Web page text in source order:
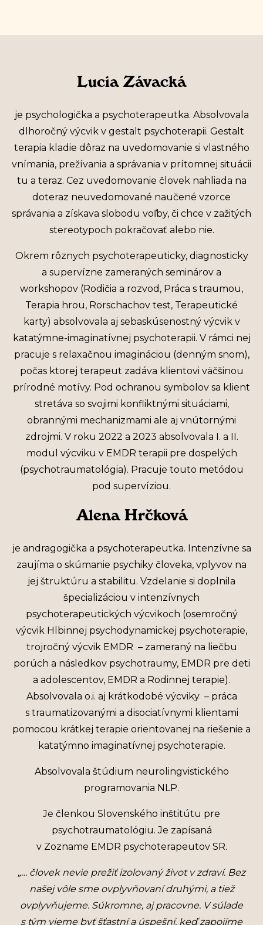
Lucia Závacká
je psychologička a psychoterapeutka. Absolvovala
dlhoročný výcvik v gestalt psychoterapii. Gestalt
terapia kladie dôraz na uvedomovanie si vlastného
vnímania, prežívania a správania v prítomnej situácii
tu a teraz. Cez uvedomovanie človek nahliada na
doteraz neuvedomované naučené vzorce
správania a získava slobodu voľby, či chce v zažitých
stereotypoch pokračovať alebo nie.
Okrem rôznych psychoterapeuticky, diagnosticky
a supervízne zameraných seminárov a
workshopov (Rodičia a rozvod, Práca s traumou,
Terapia hrou, Rorschachov test, Terapeutické
karty) absolvovala aj sebaskúsenostný výcvik v
katatýmne-imaginatívnej psychoterapii. V rámci nej
pracuje s relaxačnou imagináciou (denným snom),
počas ktorej terapeut zadáva klientovi väčšinou
prírodné motívy. Pod ochranou symbolov sa klient
stretáva so svojimi konfliktnými situáciami,
obrannými mechanizmami ale aj vnútornými
zdrojmi. V roku 2022 a 2023 absolvovala I. a II.
modul výcviku v EMDR terapii pre dospelých
(psychotraumatológia). Pracuje touto metódou
pod supervíziou.
Alena Hrčková
je andragogička a psychoterapeutka. Intenzívne sa
zaujíma o skúmanie psychiky človeka, vplyvov na
jej štruktúru a stabilitu. Vzdelanie si doplnila
špecializáciou v intenzívnych
psychoterapeutických výcvikoch (osemročný
výcvik Hlbinnej psychodynamickej psychoterapie,
trojročný výcvik EMDR – zameraný na liečbu
porúch a následkov psychotraumy, EMDR pre deti
a adolescentov, EMDR a Rodinnej terapie).
Absolvovala o.i. aj krátkodobé výcviky – práca
s traumatizovanými a disociatívnymi klientami
pomocou krátkej terapie orientovanej na riešenie a
katatýmno imaginatívnej psychoterapie.
Absolvovala štúdium neurolingvistického
programovania NLP.
Je členkou Slovenského inštitútu pre
psychotraumatológiu. Je zapísaná
v Zozname EMDR psychoterapeutov SR.
„… človek nevie prežiť izolovaný život v zdraví. Bez
našej vôle sme ovplyvňovaní druhými, a tiež
ovplyvňujeme. Súkromne, aj pracovne. V súlade
s tým vieme byť šťastní a úspešní, keď zapojíme